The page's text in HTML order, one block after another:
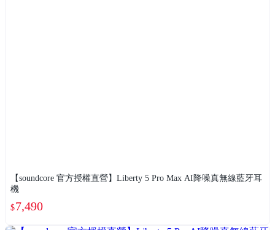
【soundcore 官方授權直營】Liberty 5 Pro Max AI降噪真無線藍牙耳
機
$7,490